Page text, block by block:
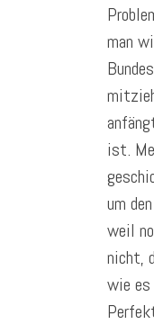
man
ist.
um
weil
nicht,
wie